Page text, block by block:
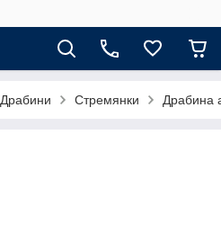
Драбини Стремянки Драбина